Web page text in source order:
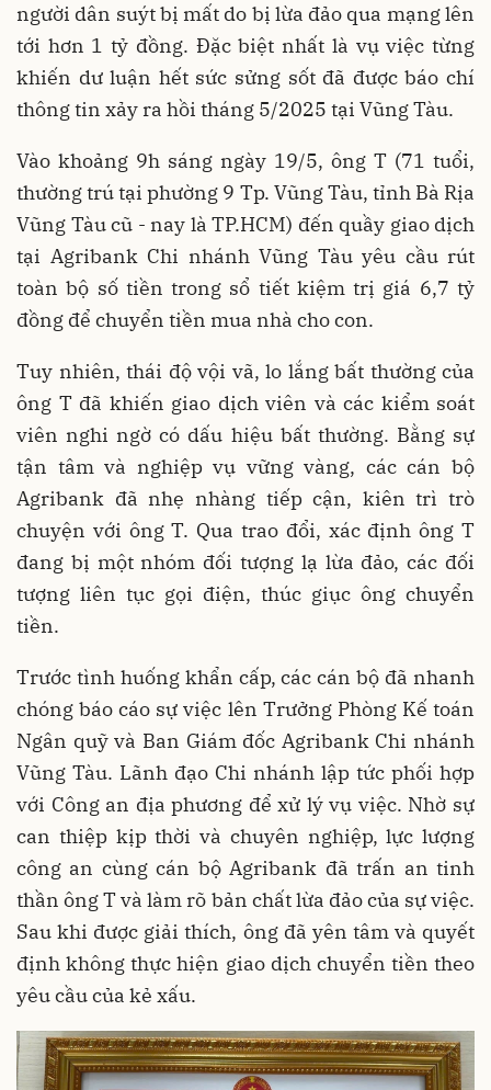
người dân suýt bị mất do bị lừa đảo qua mạng lên
tới hơn 1 tỷ đồng. Đặc biệt nhất là vụ việc từng
khiến dư luận hết sức sửng sốt đã được báo chí
thông tin xảy ra hồi tháng 5/2025 tại Vũng Tàu.
Vào khoảng 9h sáng ngày 19/5, ông T (71 tuổi,
thường trú tại phường 9 Tp. Vũng Tàu, tỉnh Bà Rịa
Vũng Tàu cũ - nay là TP.HCM) đến quầy giao dịch
tại Agribank Chi nhánh Vũng Tàu yêu cầu rút
toàn bộ số tiền trong sổ tiết kiệm trị giá 6,7 tỷ
đồng để chuyển tiền mua nhà cho con.
Tuy nhiên, thái độ vội vã, lo lắng bất thường của
ông T đã khiến giao dịch viên và các kiểm soát
viên nghi ngờ có dấu hiệu bất thường. Bằng sự
tận tâm và nghiệp vụ vững vàng, các cán bộ
Agribank đã nhẹ nhàng tiếp cận, kiên trì trò
chuyện với ông T. Qua trao đổi, xác định ông T
đang bị một nhóm đối tượng lạ lừa đảo, các đối
tượng liên tục gọi điện, thúc giục ông chuyển
tiền.
Trước tình huống khẩn cấp, các cán bộ đã nhanh
chóng báo cáo sự việc lên Trưởng Phòng Kế toán
Ngân quỹ và Ban Giám đốc Agribank Chi nhánh
Vũng Tàu. Lãnh đạo Chi nhánh lập tức phối hợp
với Công an địa phương để xử lý vụ việc. Nhờ sự
can thiệp kịp thời và chuyên nghiệp, lực lượng
công an cùng cán bộ Agribank đã trấn an tinh
thần ông T và làm rõ bản chất lừa đảo của sự việc.
Sau khi được giải thích, ông đã yên tâm và quyết
định không thực hiện giao dịch chuyển tiền theo
yêu cầu của kẻ xấu.